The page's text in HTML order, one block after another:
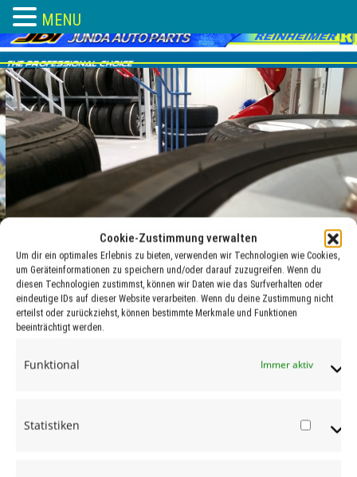
Cookie-Zustimmung verwalten
Um dir ein optimales Erlebnis zu bieten, verwenden wir Technologien wie Cookies,
um Geräteinformationen zu speichern und/oder darauf zuzugreifen. Wenn du
diesen Technologien zustimmst, können wir Daten wie das Surfverhalten oder
eindeutige IDs auf dieser Website verarbeiten. Wenn du deine Zustimmung nicht
erteilst oder zurückziehst, können bestimmte Merkmale und Funktionen
beeinträchtigt werden.
Funktional Immer aktiv
Statistiken
Skip
to
content
chemie-neu
MENU